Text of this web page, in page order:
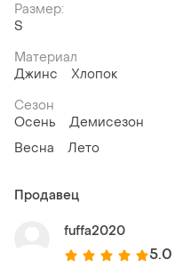
Размер:
S
Материал
Джинс
Хлопок
Сезон
Осень
Демисезон
Весна
Лето
Продавец
fuffa2020
5.0